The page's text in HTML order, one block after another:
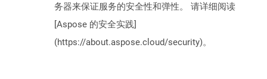
务器来保证服务的安全性和弹性。 请详细阅读
[Aspose 的安全实践]
(https://about.aspose.cloud/security)。